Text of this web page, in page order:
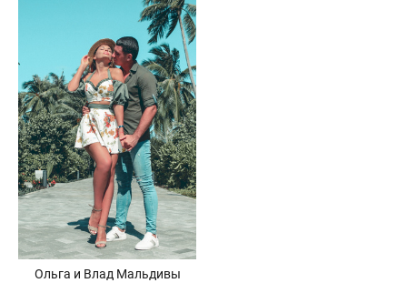
Ольга и Влад Мальдивы